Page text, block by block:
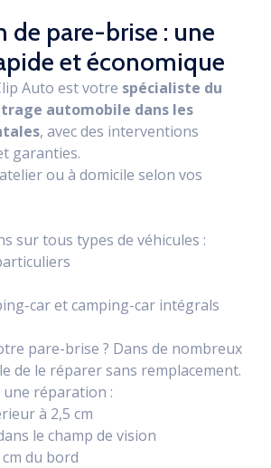
de pare-brise : une
et économique
Auto est votre spécialiste du
automobile dans les
, avec des interventions
garanties.
ou à domicile selon vos
sur tous types de véhicules :
car et camping-car intégrals
pare-brise ? Dans de nombreux
de le réparer sans remplacement.
réparation :
à 2,5 cm
le champ de vision
du bord